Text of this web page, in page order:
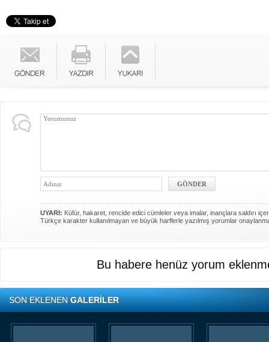
UYARI: Küfür, hakaret, rencide edici cümleler veya imalar, inançlara saldırı
Türkçe karakter kullanılmayan ve büyük harflerle yazılmış yorumlar
Bu habere henüz yorum
SON EKLENENGALERİLER